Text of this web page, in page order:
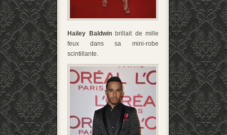
Hailey Baldwin brillait de mille
feux dans sa mini-robe
scintillante.